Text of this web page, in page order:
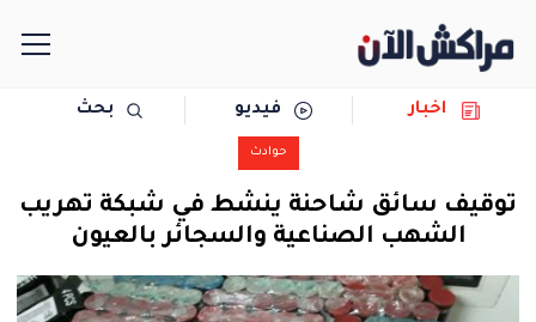
مجتمع
سياسة
رياضة
اخبار فيديو بحث
حوادث
توقيف سائق شاحنة ينشط في شبكة تهريب
الشهب الصناعية والسجائر بالعيون